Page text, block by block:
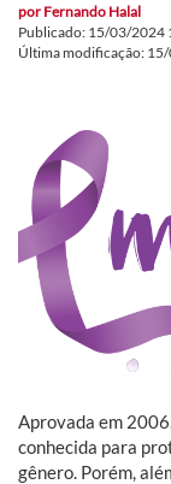
por Fernando Halal
Publicado: 15/03/2024
Última modificação:
Aprovada em
conhecida para
gênero. Porém,